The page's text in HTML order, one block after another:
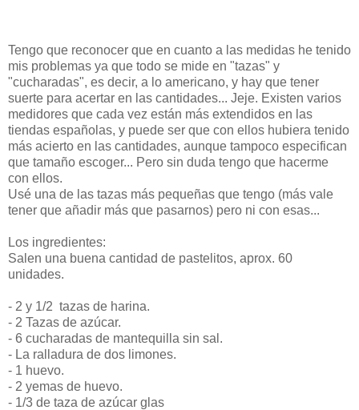
Tengo que reconocer que en cuanto a las medidas he tenido
mis problemas ya que todo se mide en "tazas" y
"cucharadas", es decir, a lo americano, y hay que tener
suerte para acertar en las cantidades... Jeje. Existen varios
medidores que cada vez están más extendidos en las
tiendas españolas, y puede ser que con ellos hubiera tenido
más acierto en las cantidades, aunque tampoco especifican
que tamaño escoger... Pero sin duda tengo que hacerme
con ellos.
Usé una de las tazas más pequeñas que tengo (más vale
tener que añadir más que pasarnos) pero ni con esas...
Los ingredientes:
Salen una buena cantidad de pastelitos, aprox. 60
unidades.
- 2 y 1/2 tazas de harina.
- 2 Tazas de azúcar.
- 6 cucharadas de mantequilla sin sal.
- La ralladura de dos limones.
- 1 huevo.
- 2 yemas de huevo.
- 1/3 de taza de azúcar glas